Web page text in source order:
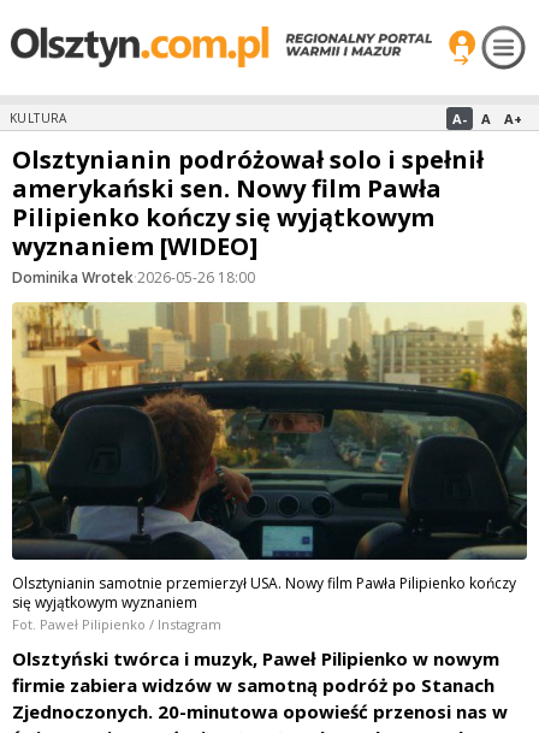
KULTURA A- A A+
Olsztynianin podróżował solo i spełnił
amerykański sen. Nowy film Pawła
Pilipienko kończy się wyjątkowym
wyznaniem [WIDEO]
Dominika Wrotek·2026-05-26 18:00
Olsztynianin samotnie przemierzył USA. Nowy film Pawła Pilipienko kończy
się wyjątkowym wyznaniem
Fot. Paweł Pilipienko / Instagram
Olsztyński twórca i muzyk, Paweł Pilipienko w nowym
firmie zabiera widzów w samotną podróż po Stanach
Zjednoczonych. 20-minutowa opowieść przenosi nas w